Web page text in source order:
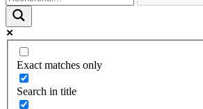
Exact matches only
Search in title